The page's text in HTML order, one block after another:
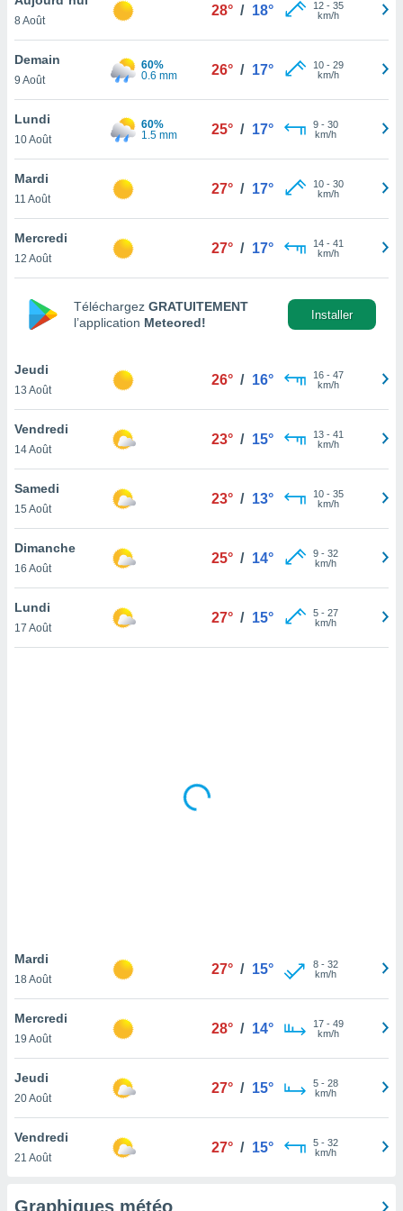
et
»,
au
vous
qu'ils
ou
le
ainsi
un
la
du
votre
à
en
le
notre
que
et que
8 Août
28° / 18° 12- 35
km/h
Demain
9 Août
60%
0.6 mm
26° / 17° 10- 29
km/h
Lundi
10 Août
60%
1.5 mm
25° / 17° 9- 30
km/h
Mardi
11 Août
27° / 17° 10- 30
km/h
Mercredi
12 Août
27° / 17° 14- 41
km/h
Téléchargez GRATUITEMENT
l’application Meteored!
Installer
Jeudi
13 Août
26° / 16° 16- 47
km/h
Vendredi
14 Août
23° / 15° 13- 41
km/h
Samedi
15 Août
23° / 13° 10- 35
km/h
Dimanche
16 Août
25° / 14° 9- 32
km/h
Lundi
17 Août
27° / 15° 5- 27
km/h
Mardi
18 Août
27° / 15° 8- 32
km/h
Mercredi
19 Août
28° / 14° 17- 49
km/h
Jeudi
20 Août
27° / 15° 5- 28
km/h
Vendredi
21 Août
27° / 15° 5- 32
km/h
Graphiques météo